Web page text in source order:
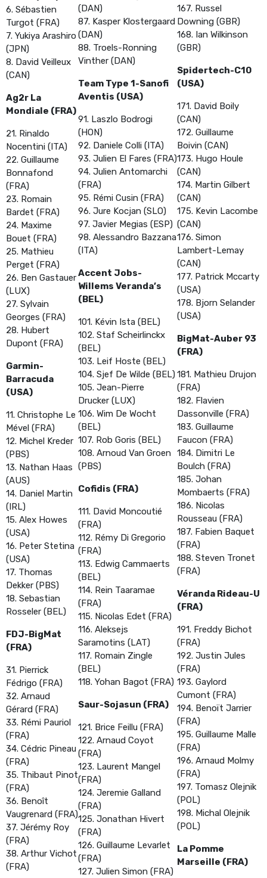
6. Sébastien
Turgot (FRA)
7. Yukiya Arashiro
(JPN)
8. David Veilleux
(CAN)
Ag2r La
Mondiale (FRA)
21. Rinaldo
Nocentini (ITA)
22. Guillaume
Bonnafond
(FRA)
23. Romain
Bardet (FRA)
24. Maxime
Bouet (FRA)
25. Mathieu
Perget (FRA)
26. Ben Gastauer
(LUX)
27. Sylvain
Georges (FRA)
28. Hubert
Dupont (FRA)
Garmin-
Barracuda
(USA)
11. Christophe Le
Mével (FRA)
12. Michel Kreder
(PBS)
13. Nathan Haas
(AUS)
14. Daniel Martin
(IRL)
15. Alex Howes
(USA)
16. Peter Stetina
(USA)
17. Thomas
Dekker (PBS)
18. Sebastian
Rosseler (BEL)
FDJ-BigMat
(FRA)
31. Pierrick
Fédrigo (FRA)
32. Arnaud
Gérard (FRA)
33. Rémi Pauriol
(FRA)
34. Cédric Pineau
(FRA)
35. Thibaut Pinot
(FRA)
36. Benoît
Vaugrenard (FRA)
37. Jérémy Roy
(FRA)
38. Arthur Vichot
(FRA)
(DAN)
87. Kasper Klostergaard
(DAN)
88. Troels-Ronning
Vinther (DAN)
Team Type 1-Sanofi
Aventis (USA)
91. Laszlo Bodrogi
(HON)
92. Daniele Colli (ITA)
93. Julien El Fares (FRA)
94. Julien Antomarchi
(FRA)
95. Rémi Cusin (FRA)
96. Jure Kocjan (SLO)
97. Javier Megias (ESP)
98. Alessandro Bazzana
(ITA)
Accent Jobs-
Willems Veranda’s
(BEL)
101. Kévin Ista (BEL)
102. Staf Scheirlinckx
(BEL)
103. Leif Hoste (BEL)
104. Sjef De Wilde (BEL)
105. Jean-Pierre
Drucker (LUX)
106. Wim De Wocht
(BEL)
107. Rob Goris (BEL)
108. Arnoud Van Groen
(PBS)
Cofidis (FRA)
111. David Moncoutié
(FRA)
112. Rémy Di Gregorio
(FRA)
113. Edwig Cammaerts
(BEL)
114. Rein Taaramae
(FRA)
115. Nicolas Edet (FRA)
116. Aleksejs
Saramotins (LAT)
117. Romain Zingle
(BEL)
118. Yohan Bagot (FRA)
Saur-Sojasun (FRA)
121. Brice Feillu (FRA)
122. Arnaud Coyot
(FRA)
123. Laurent Mangel
(FRA)
124. Jeremie Galland
(FRA)
125. Jonathan Hivert
(FRA)
126. Guillaume Levarlet
(FRA)
127. Julien Simon (FRA)
167. Russel
Downing (GBR)
168. Ian Wilkinson
(GBR)
Spidertech-C10
(USA)
171. David Boily
(CAN)
172. Guillaume
Boivin (CAN)
173. Hugo Houle
(CAN)
174. Martin Gilbert
(CAN)
175. Kevin Lacombe
(CAN)
176. Simon
Lambert-Lemay
(CAN)
177. Patrick Mccarty
(USA)
178. Bjorn Selander
(USA)
BigMat-Auber 93
(FRA)
181. Mathieu Drujon
(FRA)
182. Flavien
Dassonville (FRA)
183. Guillaume
Faucon (FRA)
184. Dimitri Le
Boulch (FRA)
185. Johan
Mombaerts (FRA)
186. Nicolas
Rousseau (FRA)
187. Fabien Baquet
(FRA)
188. Steven Tronet
(FRA)
Véranda Rideau-U
(FRA)
191. Freddy Bichot
(FRA)
192. Justin Jules
(FRA)
193. Gaylord
Cumont (FRA)
194. Benoït Jarrier
(FRA)
195. Guillaume Malle
(FRA)
196. Arnaud Molmy
(FRA)
197. Tomasz Olejnik
(POL)
198. Michal Olejnik
(POL)
La Pomme
Marseille (FRA)